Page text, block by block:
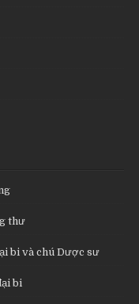
thư
bi và chú Dược sư
bi